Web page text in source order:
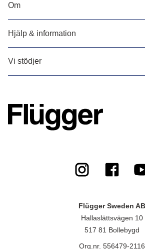
Om
Hjälp & information
Vi stödjer
Flügger Sweden AB
Hallaslättsvägen 10
517 81 Bollebygd
Org.nr. 556479-2116